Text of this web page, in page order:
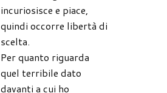
incuriosisce e piace,
quindi occorre libertà di
scelta.
Per quanto riguarda
quel terribile dato
davanti a cui ho